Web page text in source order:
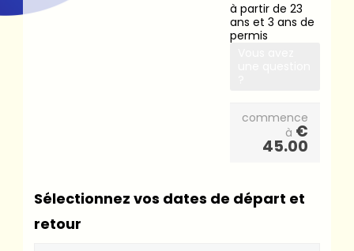
à partir de 23
ans et 3 ans de
permis
commence
à €
45.00
Sélectionnez vos dates de départ et
retour